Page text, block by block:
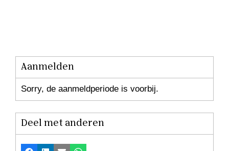
Aanmelden
Sorry, de aanmeldperiode is voorbij.
Deel met anderen